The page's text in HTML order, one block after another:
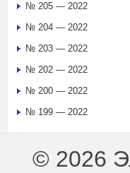
№ 205 — 2022
№ 204 — 2022
№ 203 — 2022
№ 202 — 2022
№ 200 — 2022
№ 199 — 2022
© 2026